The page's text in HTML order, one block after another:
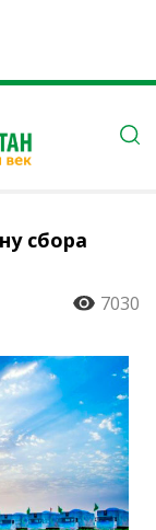
сбора
7030